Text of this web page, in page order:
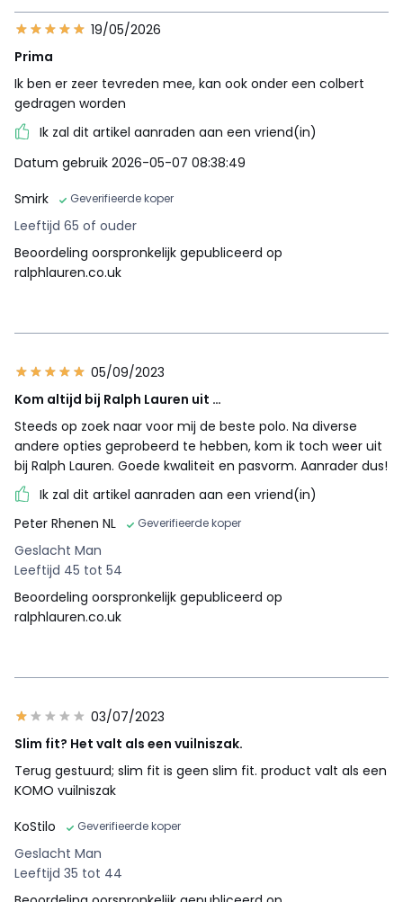
19/05/2026
Prima
Ik ben er zeer tevreden mee, kan ook onder een colbert
gedragen worden
Ik zal dit artikel aanraden aan een vriend(in)
Datum gebruik 2026-05-07 08:38:49
Smirk
Geverifieerde koper
Leeftijd 65 of ouder
Beoordeling oorspronkelijk gepubliceerd op
ralphlauren.co.uk
05/09/2023
Kom altijd bij Ralph Lauren uit …
Steeds op zoek naar voor mij de beste polo. Na diverse
andere opties geprobeerd te hebben, kom ik toch weer uit
bij Ralph Lauren. Goede kwaliteit en pasvorm. Aanrader dus!
Ik zal dit artikel aanraden aan een vriend(in)
Peter Rhenen NL
Geverifieerde koper
Geslacht Man
Leeftijd 45 tot 54
Beoordeling oorspronkelijk gepubliceerd op
ralphlauren.co.uk
03/07/2023
Slim fit? Het valt als een vuilniszak.
Terug gestuurd; slim fit is geen slim fit. product valt als een
KOMO vuilniszak
KoStilo
Geverifieerde koper
Geslacht Man
Leeftijd 35 tot 44